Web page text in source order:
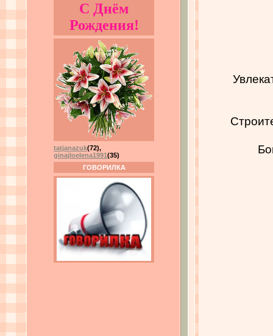
С Днём
Рождения!
tatjanazuk(72),
ginajloelena1991 (35)
ГОВОРИЛКА